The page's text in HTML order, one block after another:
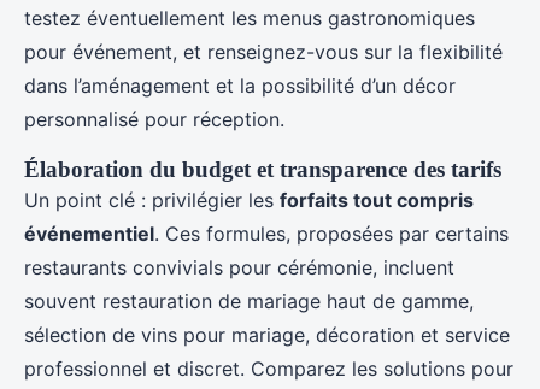
testez éventuellement les menus gastronomiques
pour événement, et renseignez-vous sur la flexibilité
dans l’aménagement et la possibilité d’un décor
personnalisé pour réception.
Élaboration du budget et transparence des tarifs
Un point clé : privilégier les forfaits tout compris
événementiel. Ces formules, proposées par certains
restaurants convivials pour cérémonie, incluent
souvent restauration de mariage haut de gamme,
sélection de vins pour mariage, décoration et service
professionnel et discret. Comparez les solutions pour